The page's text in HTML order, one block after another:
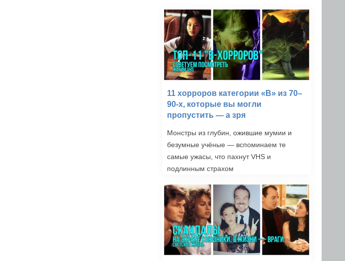
11 хорроров категории «B» из 70–
90-х, которые вы могли
пропустить — а зря
Монстры из глубин, ожившие мумии и
безумные учёные — вспоминаем те
самые ужасы, что пахнут VHS и
подлинным страхом